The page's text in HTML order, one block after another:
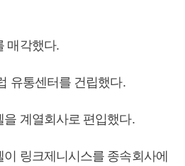
매각했다.
유통센터를 건립했다.
계열회사로 편입했다.
링크제니시스를 종속회사에